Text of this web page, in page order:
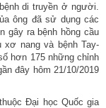
di truyền ở người.
ông đã sử dụng các
gây ra bệnh hồng cầu
xơ nang và bệnh Tay-
hơn 175 những chỉnh
đây hôm 21/10/2019
Đại học Quốc gia